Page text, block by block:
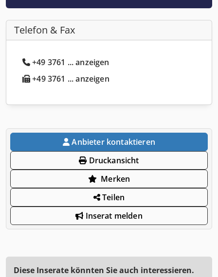
Telefon & Fax
+49 3761 ... anzeigen
+49 3761 ... anzeigen
Anbieter kontaktieren
Druckansicht
Merken
Teilen
Inserat melden
Diese Inserate könnten Sie auch interessieren.